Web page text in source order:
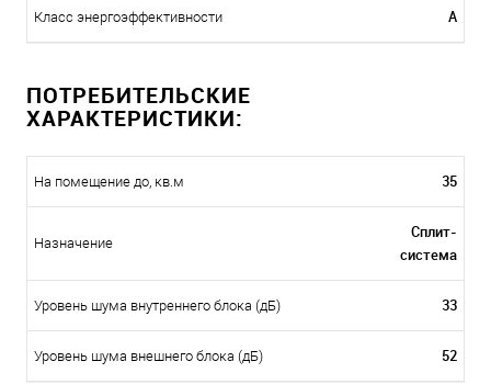
Класс энергоэффективности A
ПОТРЕБИТЕЛЬСКИЕ
ХАРАКТЕРИСТИКИ:
На помещение до, кв.м 35
Назначение
Сплит-
система
Уровень шума внутреннего блока (дБ) 33
Уровень шума внешнего блока (дБ) 52